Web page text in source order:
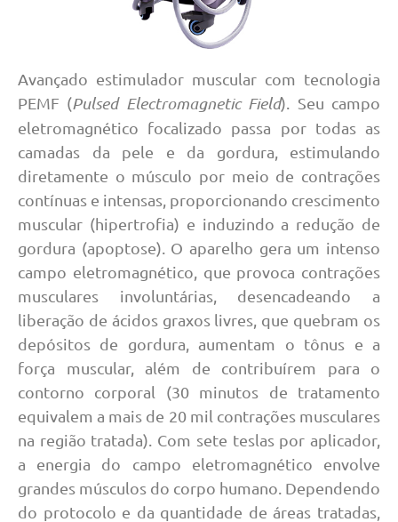
Avançado estimulador muscular com tecnologia
PEMF (Pulsed Electromagnetic Field). Seu campo
eletromagnético focalizado passa por todas as
camadas da pele e da gordura, estimulando
diretamente o músculo por meio de contrações
contínuas e intensas, proporcionando crescimento
muscular (hipertrofia) e induzindo a redução de
gordura (apoptose). O aparelho gera um intenso
campo eletromagnético, que provoca contrações
musculares involuntárias, desencadeando a
liberação de ácidos graxos livres, que quebram os
depósitos de gordura, aumentam o tônus e a
força muscular, além de contribuírem para o
contorno corporal (30 minutos de tratamento
equivalem a mais de 20 mil contrações musculares
na região tratada). Com sete teslas por aplicador,
a energia do campo eletromagnético envolve
grandes músculos do corpo humano. Dependendo
do protocolo e da quantidade de áreas tratadas,